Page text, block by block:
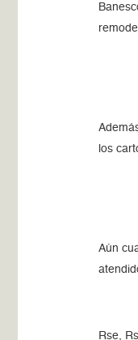
los
Aún
Rse,